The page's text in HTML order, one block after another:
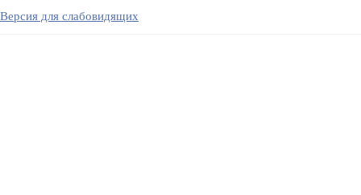
Версия для слабовидящих